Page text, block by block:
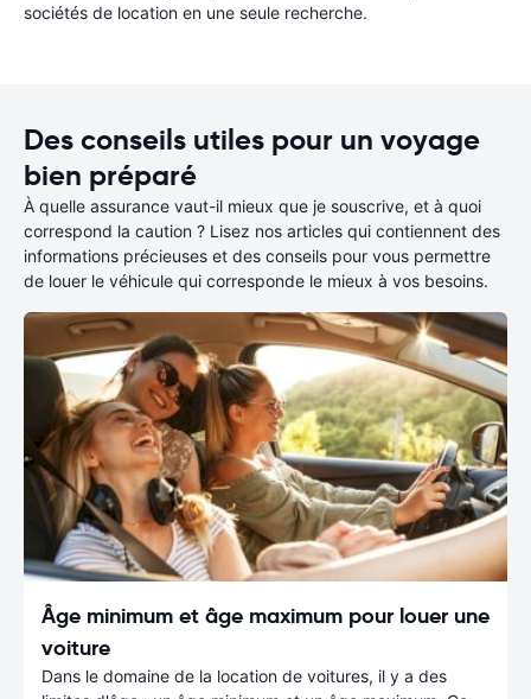
sociétés de location en une seule recherche.
Des conseils utiles pour un voyage
bien préparé
À quelle assurance vaut-il mieux que je souscrive, et à quoi
correspond la caution ? Lisez nos articles qui contiennent des
informations précieuses et des conseils pour vous permettre
de louer le véhicule qui corresponde le mieux à vos besoins.
Âge minimum et âge maximum pour louer une
voiture
Dans le domaine de la location de voitures, il y a des